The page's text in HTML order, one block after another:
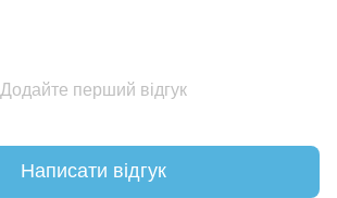
Додайте перший відгук
Написати відгук